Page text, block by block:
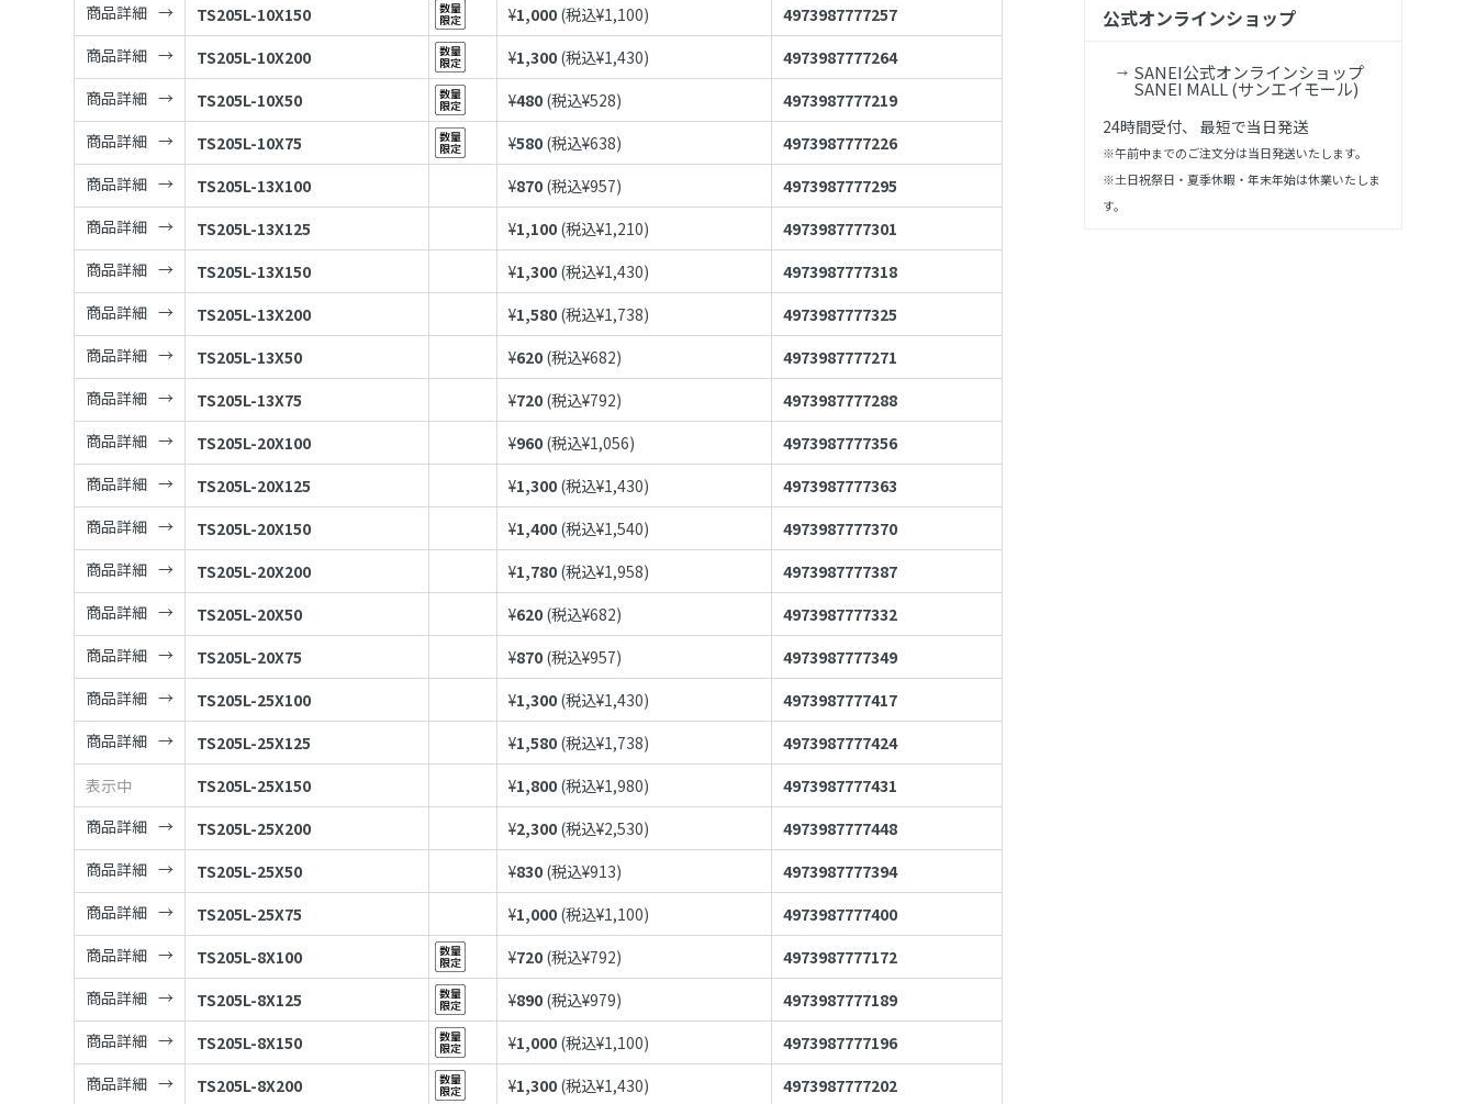
商品詳細
TS205L-10X150 ¥1,000 (税込¥1,100)
4973987777257
商品詳細
TS205L-10X200 ¥1,300 (税込¥1,430)
4973987777264
商品詳細
TS205L-10X50 ¥480 (税込¥528)
4973987777219
商品詳細
TS205L-10X75 ¥580 (税込¥638)
4973987777226
商品詳細
TS205L-13X100 ¥870 (税込¥957)
4973987777295
商品詳細
TS205L-13X125 ¥1,100 (税込¥1,210)
4973987777301
商品詳細
TS205L-13X150 ¥1,300 (税込¥1,430)
4973987777318
商品詳細
TS205L-13X200 ¥1,580 (税込¥1,738)
4973987777325
商品詳細
TS205L-13X50 ¥620 (税込¥682)
4973987777271
商品詳細
TS205L-13X75 ¥720 (税込¥792)
4973987777288
商品詳細
TS205L-20X100 ¥960 (税込¥1,056)
4973987777356
商品詳細
TS205L-20X125 ¥1,300 (税込¥1,430)
4973987777363
商品詳細
TS205L-20X150 ¥1,400 (税込¥1,540)
4973987777370
商品詳細
TS205L-20X200 ¥1,780 (税込¥1,958)
4973987777387
商品詳細
TS205L-20X50 ¥620 (税込¥682)
4973987777332
商品詳細
TS205L-20X75 ¥870 (税込¥957)
4973987777349
商品詳細
TS205L-25X100 ¥1,300 (税込¥1,430)
4973987777417
商品詳細
TS205L-25X125 ¥1,580 (税込¥1,738)
4973987777424
表示中
TS205L-25X150 ¥1,800 (税込¥1,980)
4973987777431
商品詳細
TS205L-25X200 ¥2,300 (税込¥2,530)
4973987777448
商品詳細
TS205L-25X50 ¥830 (税込¥913)
4973987777394
商品詳細
TS205L-25X75 ¥1,000 (税込¥1,100)
4973987777400
商品詳細
TS205L-8X100 ¥720 (税込¥792)
4973987777172
商品詳細
TS205L-8X125 ¥890 (税込¥979)
4973987777189
商品詳細
TS205L-8X150 ¥1,000 (税込¥1,100)
4973987777196
商品詳細
TS205L-8X200 ¥1,300 (税込¥1,430) 4973987777202
公式オンラインショップ
SANEI公式オンラインショップ
SANEI MALL (サンエイモール)
24時間受付、 最短で当日発送
※午前中までのご注文分は当日発送いたします。
※土日祝祭日・夏季休暇・年末年始は休業いたしま
す。